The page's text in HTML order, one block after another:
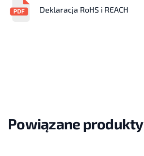
Deklaracja RoHS i REACH
Powiązane produkty